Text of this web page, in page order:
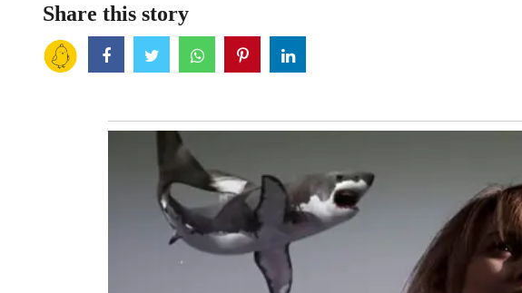
Share this story